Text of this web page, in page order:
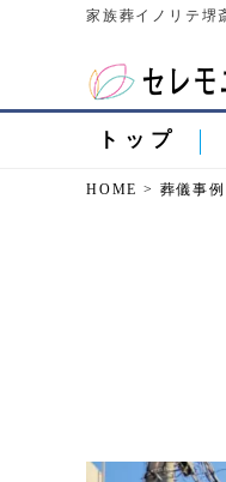
家族葬イノリテ堺
トップ
HOME > 葬儀事例